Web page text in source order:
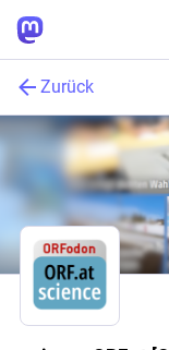
Zurück